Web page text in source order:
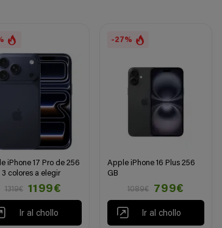
iPhone 17 Pro de 256
3 colores a elegir
1319€
1199€
Ir al chollo
-27%
Apple iPhone 16 Plus 256
GB
1089€
799€
Ir al chollo